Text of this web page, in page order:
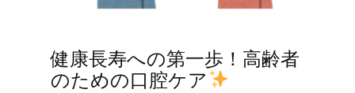
健康長寿への第一歩！高齢者
のための口腔ケア